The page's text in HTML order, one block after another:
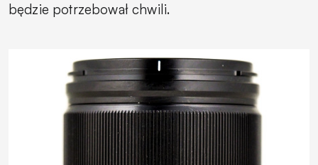
będzie potrzebował chwili.